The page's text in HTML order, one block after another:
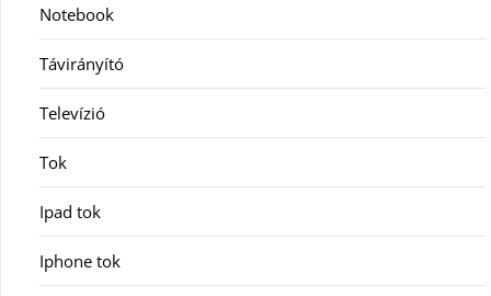
Notebook
Távirányító
Televízió
Tok
Ipad tok
Iphone tok